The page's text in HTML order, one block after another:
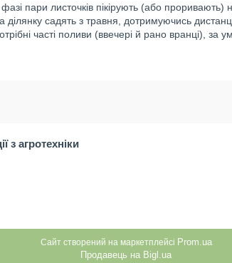
пари листочків пікірують (або
ділянку садять з травня, дотримуючись
часті поливи (ввечері й рано вранці), за
з агротехніки
Сайт створений на маркетплейсі Prom.ua
Продавець на Bigl.ua